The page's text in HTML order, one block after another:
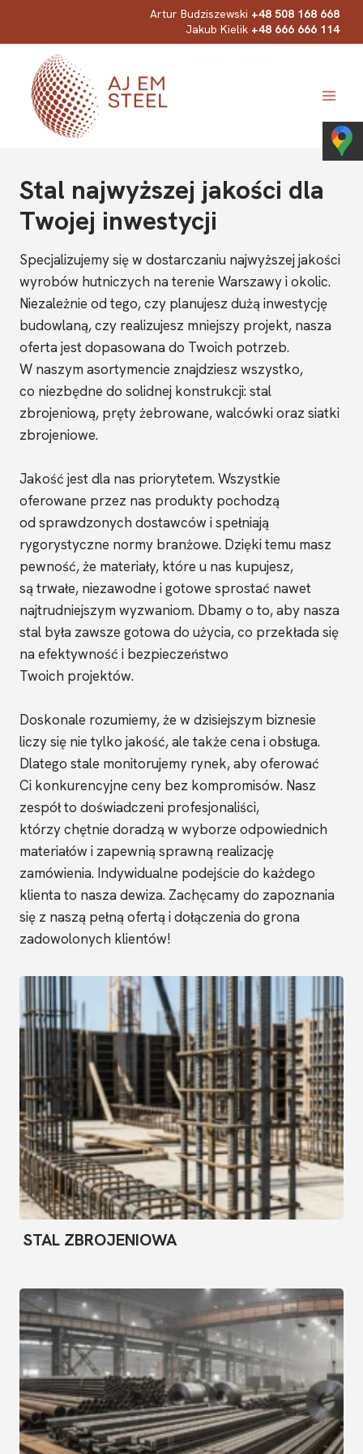
Artur Budziszewski +48 508 168 668
Jakub Kielik +48 666 666 114
Stal najwyższej jakości dla
Twojej inwestycji
Specjalizujemy się w dostarczaniu najwyższej jakości
wyrobów hutniczych na terenie Warszawy i okolic.
Niezależnie od tego, czy planujesz dużą inwestycję
budowlaną, czy realizujesz mniejszy projekt, nasza
oferta jest dopasowana do Twoich potrzeb.
W naszym asortymencie znajdziesz wszystko,
co niezbędne do solidnej konstrukcji: stal
zbrojeniową, pręty żebrowane, walcówki oraz siatki
zbrojeniowe.
Jakość jest dla nas priorytetem. Wszystkie
oferowane przez nas produkty pochodzą
od sprawdzonych dostawców i spełniają
rygorystyczne normy branżowe. Dzięki temu masz
pewność, że materiały, które u nas kupujesz,
są trwałe, niezawodne i gotowe sprostać nawet
najtrudniejszym wyzwaniom. Dbamy o to, aby nasza
stal była zawsze gotowa do użycia, co przekłada się
na efektywność i bezpieczeństwo
Twoich projektów.
Doskonale rozumiemy, że w dzisiejszym biznesie
liczy się nie tylko jakość, ale także cena i obsługa.
Dlatego stale monitorujemy rynek, aby oferować
Ci konkurencyjne ceny bez kompromisów. Nasz
zespół to doświadczeni profesjonaliści,
którzy chętnie doradzą w wyborze odpowiednich
materiałów i zapewnią sprawną realizację
zamówienia. Indywidualne podejście do każdego
klienta to nasza dewiza. Zachęcamy do zapoznania
się z naszą pełną ofertą i dołączenia do grona
zadowolonych klientów!
STAL ZBROJENIOWA